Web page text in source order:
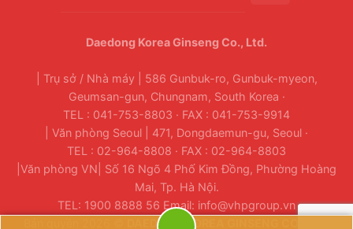
Daedong Korea Ginseng Co., Ltd.
| Trụ sở / Nhà máy | 586 Gunbuk-ro, Gunbuk-myeon,
Geumsan-gun, Chungnam, South Korea ·
TEL : 041-753-8803 · FAX : 041-753-9914
| Văn phòng Seoul | 471, Dongdaemun-gu, Seoul ·
TEL : 02-964-8808 · FAX : 02-964-8803
|Văn phòng VN| Số 16 Ngõ 4 Phố Kim Đồng, Phường Hoàng
Mai, Tp. Hà Nội.
TEL: 1900 8888 56 Email: info@vhpgroup.vn
DAEDONG KOREA GINSENG CO., LTD.